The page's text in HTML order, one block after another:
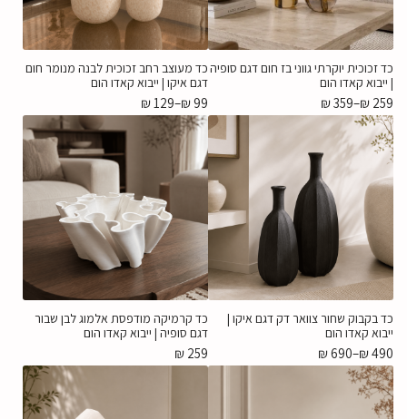
כד זכוכית יוקרתי גווני בז חום דגם סופיה
| ייבוא קאדו הום
₪ 259
–
₪359
כד מעוצב רחב זכוכית לבנה מנומר חום
דגם איקו | ייבוא קאדו הום
₪99
–
₪129
כד בקבוק שחור צוואר דק דגם איקו |
ייבוא קאדו הום
₪490
–
₪690
כד קרמיקה מודפסת אלמוג לבן שבור
דגם סופיה | ייבוא קאדו הום
₪ 259